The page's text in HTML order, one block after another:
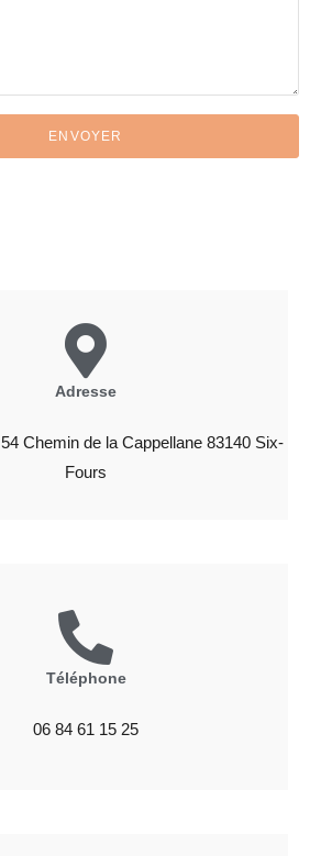
ENVOYER
Adresse
Chemin de la Cappellane 83140 Six-
Fours
Téléphone
06 84 61 15 25